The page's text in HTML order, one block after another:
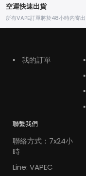
空運快速出貨
所有VAPE訂單將於48小時内寄出
▪ 我的訂單 ▪
▪
▪
▪
聯繫我們
聯絡方式：7x24小
時
Line: VAPEC